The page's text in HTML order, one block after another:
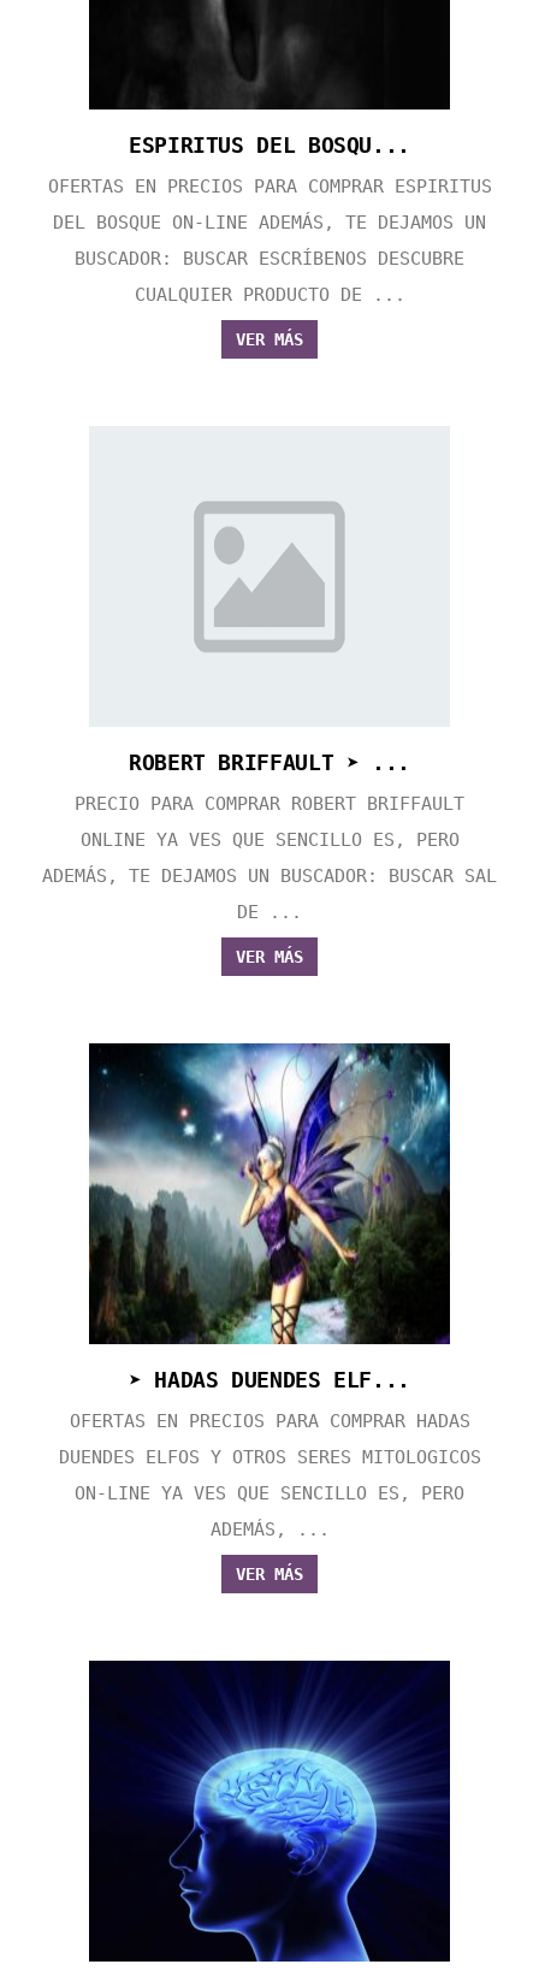
ESPIRITUS DEL BOSQU...
OFERTAS EN PRECIOS PARA COMPRAR ESPIRITUS
DEL BOSQUE ON-LINE ADEMÁS, TE DEJAMOS UN
BUSCADOR: BUSCAR ESCRÍBENOS DESCUBRE
CUALQUIER PRODUCTO DE ...
VER MÁS
ROBERT BRIFFAULT ➤ ...
PRECIO PARA COMPRAR ROBERT BRIFFAULT
ONLINE YA VES QUE SENCILLO ES, PERO
ADEMÁS, TE DEJAMOS UN BUSCADOR: BUSCAR SAL
DE ...
VER MÁS
➤ HADAS DUENDES ELF...
OFERTAS EN PRECIOS PARA COMPRAR HADAS
DUENDES ELFOS Y OTROS SERES MITOLOGICOS
ON-LINE YA VES QUE SENCILLO ES, PERO
ADEMÁS, ...
VER MÁS